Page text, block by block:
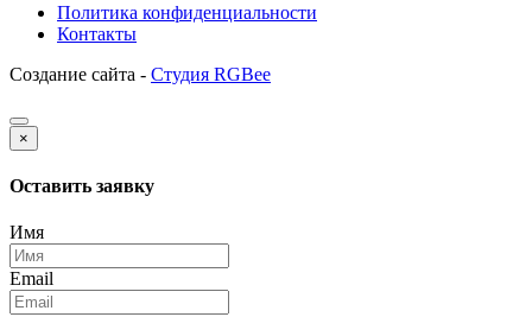
Политика конфиденциальности
Контакты
Создание сайта - Студия RGBee
×
Оставить заявку
Имя
Email